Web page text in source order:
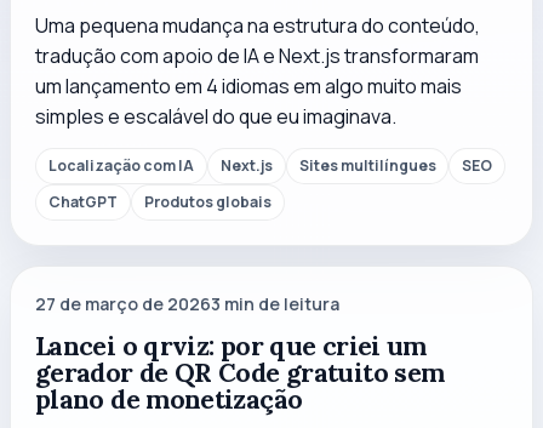
Uma pequena mudança na estrutura do conteúdo,
tradução com apoio de IA e Next.js transformaram
um lançamento em 4 idiomas em algo muito mais
simples e escalável do que eu imaginava.
Localização com IA Next.js Sites multilíngues
SEO
ChatGPT
Produtos globais
27 de março de 20263 min de leitura
Lancei o qrviz: por que criei um
gerador de QR Code gratuito sem
plano de monetização